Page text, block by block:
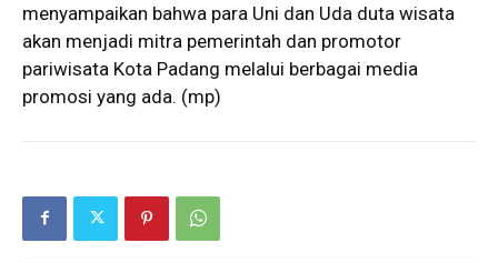
menyampaikan bahwa para Uni dan Uda duta wisata
akan menjadi mitra pemerintah dan promotor
pariwisata Kota Padang melalui berbagai media
promosi yang ada. (mp)